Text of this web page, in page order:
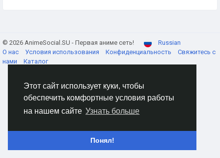
Этот сайт использует куки, чтобы
обеспечить комфортные условия работы
на нашем сайте Узнать больше
Понял!
© 2026 AnimeSocial.SU - Первая аниме сеть!
Russian
О нас
Условия использования Конфиденциальность
Свяжитесь с
нами
Каталог